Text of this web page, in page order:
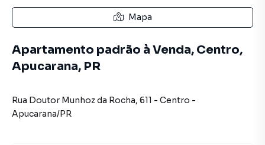
Mapa
Apartamento padrão à Venda, Centro,
Apucarana, PR
Rua Doutor Munhoz da Rocha, 611 - Centro -
Apucarana/PR